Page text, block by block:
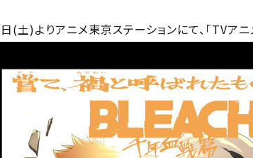
(土)よりアニメ東京ステーションにて、「TVア